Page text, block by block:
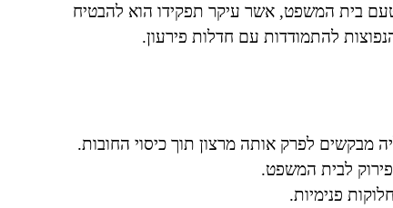
בית המשפט, אשר עיקר תפקידו הוא להבטיח
להתמודדות עם חדלות פירעון.
לפרק אותה מרצון תוך כיסוי החובות.
לבית המשפט.
פנימיות.